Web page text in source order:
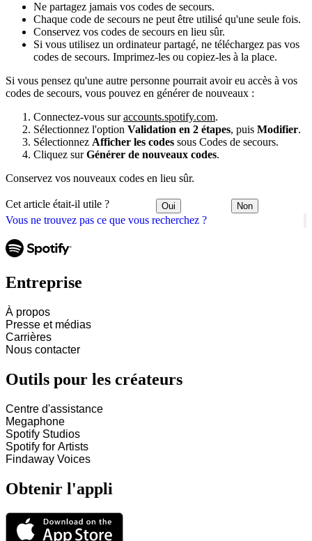
Vous ne trouvez pas ce que vous recherchez ?
Ne partagez jamais vos codes de secours.
Chaque code de secours ne peut être utilisé qu'une seule fois.
Conservez vos codes de secours en lieu sûr.
Si vous utilisez un ordinateur partagé, ne téléchargez pas vos
codes de secours. Imprimez-les ou copiez-les à la place.
Si vous pensez qu'une autre personne pourrait avoir eu accès à vos
codes de secours, vous pouvez en générer de nouveaux :
Connectez-vous suraccounts.spotify.com.
Sélectionnez l'option Validation en 2 étapes, puis Modifier.
Sélectionnez Afficher les codes sous Codes de secours.
Cliquez surGénérer de nouveaux codes.
Conservez vos nouveaux codes en lieu sûr.
Cet article était-il utile ? Oui Non
Entreprise
À propos
Presse et médias
Carrières
Nous contacter
Outils pour les créateurs
Centre d'assistance
Megaphone
Spotify Studios
Spotify for Artists
Findaway Voices
Obtenir l'appli